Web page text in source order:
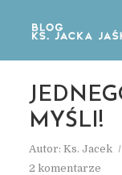
MYŚLI!
Autor: Ks. Jacek
2 komentarze